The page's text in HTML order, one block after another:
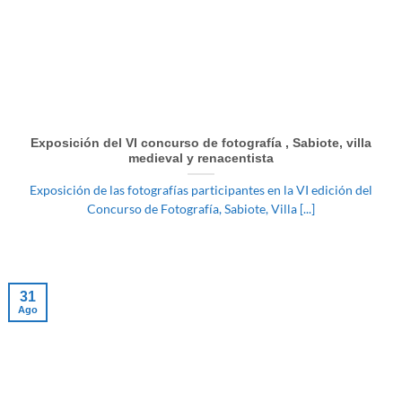
Exposición del VI concurso de fotografía , Sabiote, villa
medieval y renacentista
Exposición de las fotografías participantes en la VI edición del
Concurso de Fotografía, Sabiote, Villa [...]
31
Ago